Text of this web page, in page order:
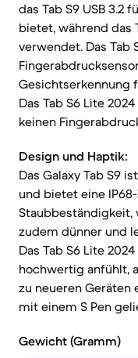
das Tab S9 USB 3.2
bietet, während das
verwendet. Das Tab
Gesichtserkennung
Das Tab S6 Lite
keinen
Design und Haptik:
Das Galaxy Tab S9
und bietet eine
Staubbeständigkeit,
zudem dünner und
Das Tab S6 Lite
hochwertig anfühlt,
zu neueren Geräten
mit einem S Pen
Gewicht (Gramm)